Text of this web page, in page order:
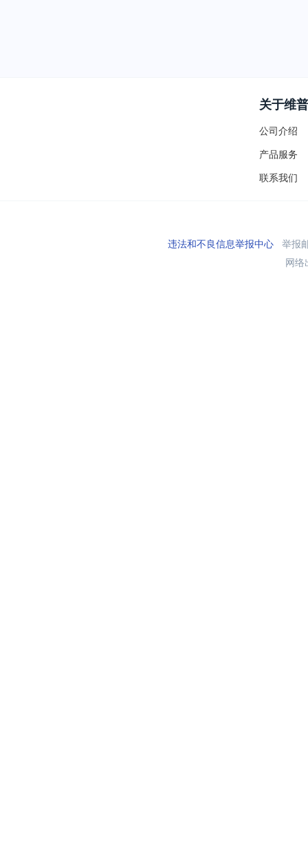
关于维普
公司介绍
产品服务
联系我们
违法和不良信息举报中心举报
网